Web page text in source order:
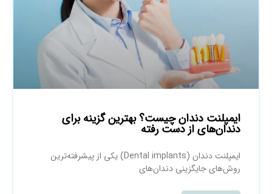
ایمپلنت دندان چیست؟ بهترین گزینه برای
دندان‌های از دست رفته
ایمپلنت دندان (Dental implants) یکی از پیشرفته‌ترین
روش‌های جایگزینی دندان‌های